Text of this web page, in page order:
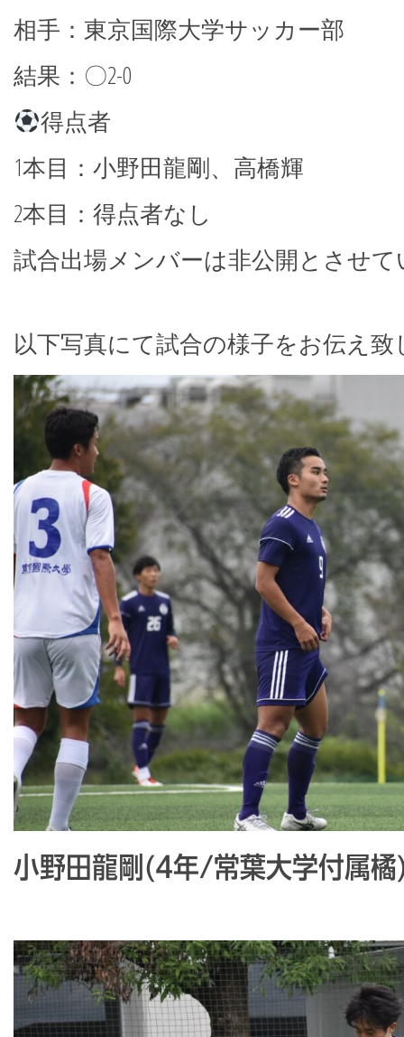
相手：東京国際大学サッカー部
結果：〇2-0
得点者
1本目：小野田龍剛、高橋輝
2本目：得点者なし
試合出場メンバーは非公開とさせ
以下写真にて試合の様子をお伝え致
小野田龍剛(4年/常葉大学付属橘